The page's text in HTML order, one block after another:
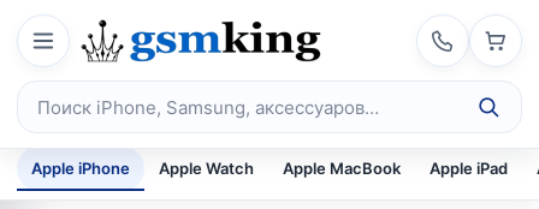
Перейти к содержимому
Поиск по каталогу
Apple iPhone Apple Watch Apple MacBook Apple iPad